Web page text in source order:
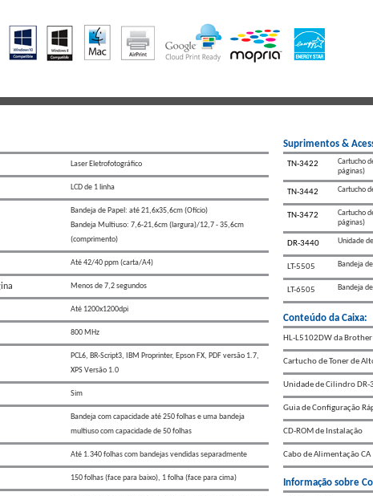
Laser Eletrofotográfico
LCD de 1 linha
Bandeja de Papel: até 21,6x35,6cm (Ofício)
Bandeja Multiuso: 7,6-21,6cm (largura)/12,7 - 35,6cm
(comprimento)
Até 42/40 ppm (carta/A4)
Menos de 7,2 segundos
Até 1200x1200dpi
800 MHz
PCL6, BR-Script3, IBM Proprinter, Epson FX, PDF versão 1.7,
XPS Versão 1.0
Sim
Bandeja com capacidade até 250 folhas e uma bandeja
multiuso com capacidade de 50 folhas
Até 1.340 folhas com bandejas vendidas separadmente
150 folhas (face para baixo), 1 folha (face para cima)
Suprimentos &
TN-3422
Cartucho
páginas)
TN-3442 Cartucho
TN-3472
Cartucho
páginas)
DR-3440 Unidade
LT-5505 Bandeja
LT-6505 Bandeja
Conteúdo da Caixa:
HL-L5102DW da Brother
Cartucho de Toner de
Unidade de Cilindro
Guia de Configuração
CD-ROM de Instalação
Cabo de Alimentação CA
Informação sobre